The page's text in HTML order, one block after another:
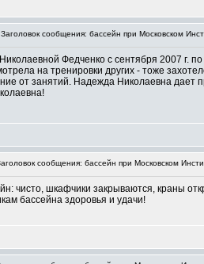
сообщения: бассейн при Московском
Федченко с сентября 2007 г.
на тренировки других - тоже
от занятий. Надежда Николаевна дает
сообщения: бассейн при Московском
чисто, шкафчики закрываются, краны
бассейна здоровья и удачи!